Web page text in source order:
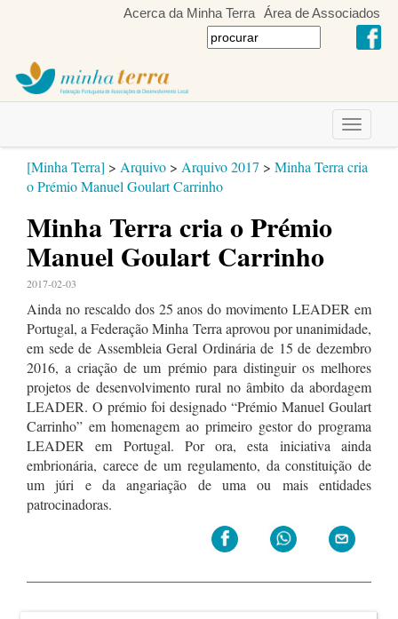
Acerca da Minha Terra Área de Associados
Toggle
[Minha Terra] > Arquivo > Arquivo 2017 > Minha Terra cria
o Prémio Manuel Goulart Carrinho
Minha Terra cria o Prémio
Manuel Goulart Carrinho
2017-02-03
Ainda no rescaldo dos 25 anos do movimento LEADER em
Portugal, a Federação Minha Terra aprovou por unanimidade,
em sede de Assembleia Geral Ordinária de 15 de dezembro
2016, a criação de um prémio para distinguir os melhores
projetos de desenvolvimento rural no âmbito da abordagem
LEADER. O prémio foi designado “Prémio Manuel Goulart
Carrinho” em homenagem ao primeiro gestor do programa
LEADER em Portugal. Por ora, esta iniciativa ainda
embrionária, carece de um regulamento, da constituição de
um júri e da angariação de uma ou mais entidades
patrocinadoras.